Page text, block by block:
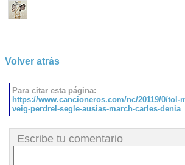
Volver atrás
Para citar esta página:
https://www.cancioneros.com/nc/20119/0/tol-
veig-perdrel-segle-ausias-march-carles-denia
Escribe tu comentario